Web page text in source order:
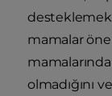
desteklemek
mamalar
olmadığını